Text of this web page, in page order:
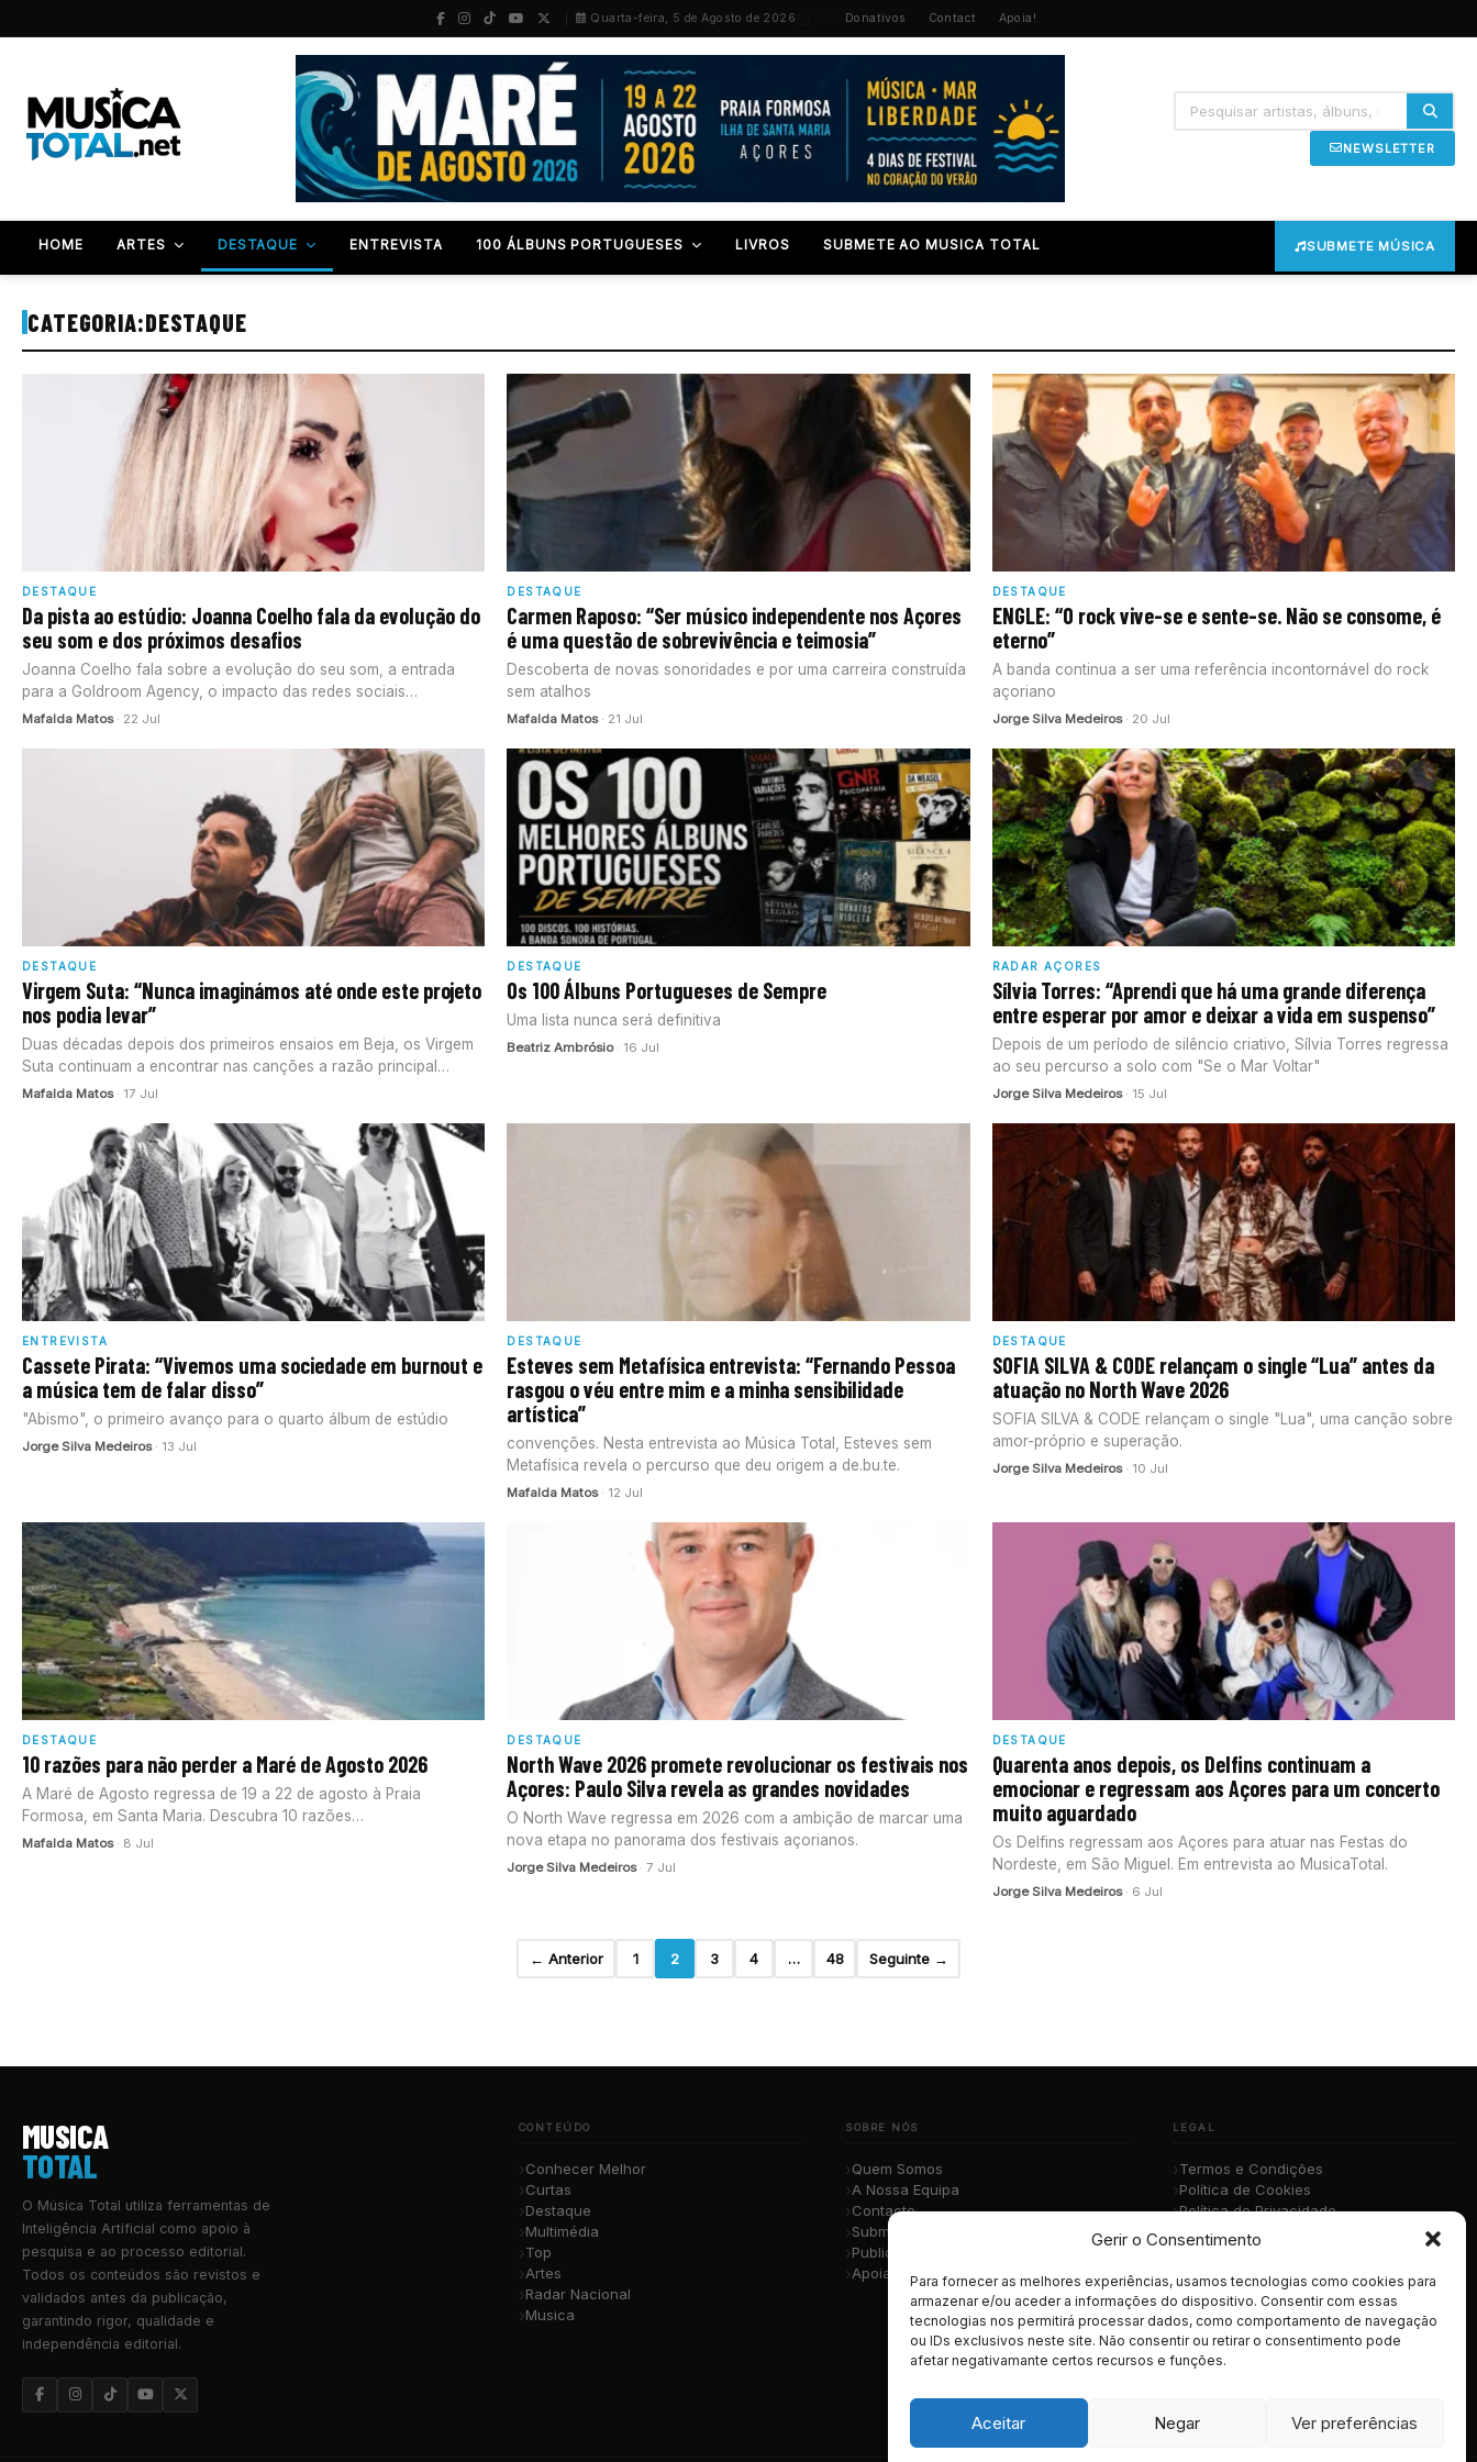
Gerir o Consentimento
Para fornecer as melhores experiências, usamos tecnologias como cookies para
armazenar e/ou aceder a informações do dispositivo. Consentir com essas
tecnologias nos permitirá processar dados, como comportamento de navegação
ou IDs exclusivos neste site. Não consentir ou retirar o consentimento pode
afetar negativamante certos recursos e funções.
Aceitar Negar Ver preferências
Quarta-feira, 5 de Agosto de 2026 Donativos Contact Apoia!
NEWSLETTER
HOME ARTES DESTAQUE ENTREVISTA 100 ÁLBUNS PORTUGUESES LIVROS SUBMETE AO MUSICA TOTAL SUBMETE MÚSICA
CATEGORIA:DESTAQUE
DESTAQUE
Da pista ao estúdio: Joanna Coelho fala da evolução do
seu som e dos próximos desafios
Joanna Coelho fala sobre a evolução do seu som, a entrada
para a Goldroom Agency, o impacto das redes sociais…
Mafalda Matos· 22 Jul
DESTAQUE
Carmen Raposo: “Ser músico independente nos Açores
é uma questão de sobrevivência e teimosia”
Descoberta de novas sonoridades e por uma carreira construída
sem atalhos
Mafalda Matos· 21 Jul
DESTAQUE
ENGLE: “O rock vive-se e sente-se. Não se consome, é
eterno”
A banda continua a ser uma referência incontornável do rock
açoriano
Jorge Silva Medeiros· 20 Jul
DESTAQUE
Virgem Suta: “Nunca imaginámos até onde este projeto
nos podia levar”
Duas décadas depois dos primeiros ensaios em Beja, os Virgem
Suta continuam a encontrar nas canções a razão principal
para…
Mafalda Matos· 17 Jul
DESTAQUE
Os 100 Álbuns Portugueses de Sempre
Uma lista nunca será definitiva
Beatriz Ambrósio· 16 Jul
RADAR AÇORES
Sílvia Torres: “Aprendi que há uma grande diferença
entre esperar por amor e deixar a vida em suspenso”
Depois de um período de silêncio criativo, Sílvia Torres regressa
ao seu percurso a solo com "Se o Mar Voltar"
Jorge Silva Medeiros· 15 Jul
ENTREVISTA
Cassete Pirata: “Vivemos uma sociedade em burnout e
a música tem de falar disso”
"Abismo", o primeiro avanço para o quarto álbum de estúdio
Jorge Silva Medeiros· 13 Jul
DESTAQUE
Esteves sem Metafísica entrevista: “Fernando Pessoa
rasgou o véu entre mim e a minha sensibilidade
artística”
convenções. Nesta entrevista ao Música Total, Esteves sem
Metafísica revela o percurso que deu origem a de.bu.te.
Mafalda Matos· 12 Jul
DESTAQUE
SOFIA SILVA & CODE relançam o single “Lua” antes da
atuação no North Wave 2026
SOFIA SILVA & CODE relançam o single "Lua", uma canção sobre
amor-próprio e superação.
Jorge Silva Medeiros· 10 Jul
DESTAQUE
10 razões para não perder a Maré de Agosto 2026
A Maré de Agosto regressa de 19 a 22 de agosto à Praia
Formosa, em Santa Maria. Descubra 10 razões…
Mafalda Matos· 8 Jul
DESTAQUE
North Wave 2026 promete revolucionar os festivais nos
Açores: Paulo Silva revela as grandes novidades
O North Wave regressa em 2026 com a ambição de marcar uma
nova etapa no panorama dos festivais açorianos.
Jorge Silva Medeiros· 7 Jul
DESTAQUE
Quarenta anos depois, os Delfins continuam a
emocionar e regressam aos Açores para um concerto
muito aguardado
Os Delfins regressam aos Açores para atuar nas Festas do
Nordeste, em São Miguel. Em entrevista ao MusicaTotal.
Jorge Silva Medeiros· 6 Jul
← Anterior 1 2 3 4 … 48 Seguinte →
MUSICA
TOTAL
O Música Total utiliza ferramentas de
Inteligência Artificial como apoio à
pesquisa e ao processo editorial.
Todos os conteúdos são revistos e
validados antes da publicação,
garantindo rigor, qualidade e
independência editorial.
CONTEÚDO
Conhecer Melhor
Curtas
Destaque
Multimédia
Top
Artes
Radar Nacional
Musica
SOBRE NÓS
Quem Somos
A Nossa Equipa
Contacto
Submete a Tua Música
Publicidade
Apoiar o Projeto
LEGAL
Termos e Condições
Política de Cookies
Política de Privacidade
RGPD